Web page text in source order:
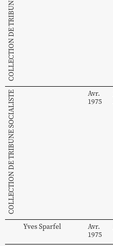
COLLECTION DE TRIBUNE SOCIALISTE
Avr.
1975
YvesSparfel
Avr.
1975